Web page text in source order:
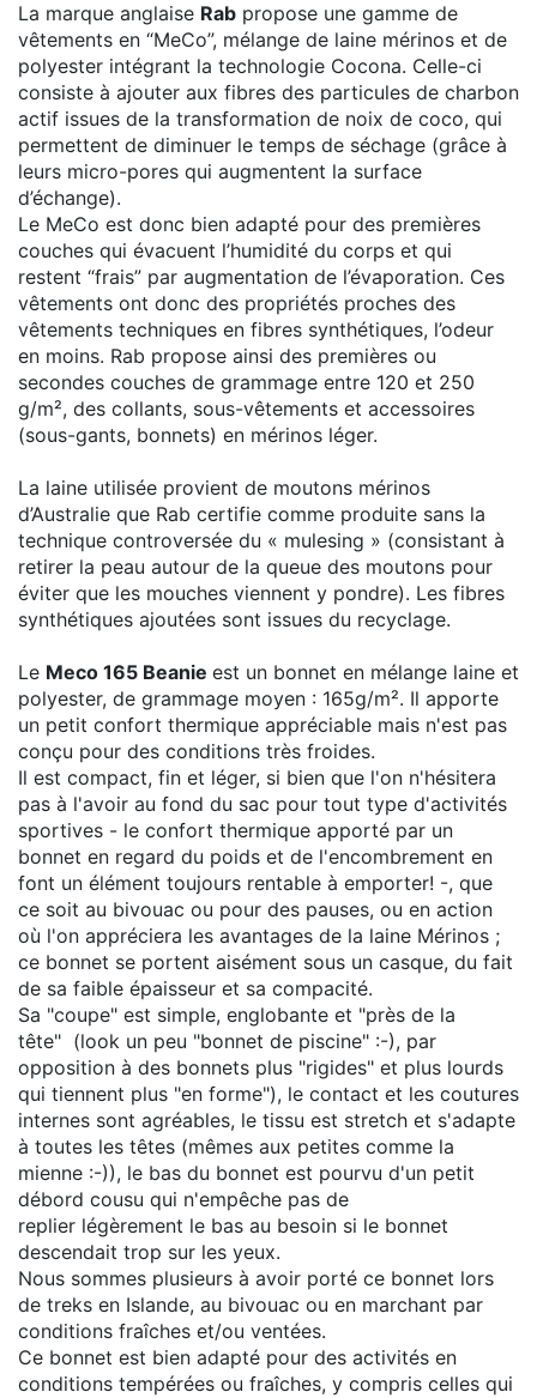
La marque anglaise Rab propose une gamme de
vêtements en “MeCo”, mélange de laine mérinos et de
polyester intégrant la technologie Cocona. Celle-ci
consiste à ajouter aux fibres des particules de charbon
actif issues de la transformation de noix de coco, qui
permettent de diminuer le temps de séchage (grâce à
leurs micro-pores qui augmentent la surface
d’échange).
Le MeCo est donc bien adapté pour des premières
couches qui évacuent l’humidité du corps et qui
restent “frais” par augmentation de l’évaporation. Ces
vêtements ont donc des propriétés proches des
vêtements techniques en fibres synthétiques, l’odeur
en moins. Rab propose ainsi des premières ou
secondes couches de grammage entre 120 et 250
g/m², des collants, sous-vêtements et accessoires
(sous-gants, bonnets) en mérinos léger.
La laine utilisée provient de moutons mérinos
d’Australie que Rab certifie comme produite sans la
technique controversée du « mulesing » (consistant à
retirer la peau autour de la queue des moutons pour
éviter que les mouches viennent y pondre). Les fibres
synthétiques ajoutées sont issues du recyclage.
Le Meco 165 Beanie est un bonnet en mélange laine et
polyester, de grammage moyen : 165g/m². Il apporte
un petit confort thermique appréciable mais n'est pas
conçu pour des conditions très froides.
Il est compact, fin et léger, si bien que l'on n'hésitera
pas à l'avoir au fond du sac pour tout type d'activités
sportives - le confort thermique apporté par un
bonnet en regard du poids et de l'encombrement en
font un élément toujours rentable à emporter! -, que
ce soit au bivouac ou pour des pauses, ou en action
où l'on appréciera les avantages de la laine Mérinos ;
ce bonnet se portent aisément sous un casque, du fait
de sa faible épaisseur et sa compacité.
Sa "coupe" est simple, englobante et "près de la
tête" (look un peu "bonnet de piscine" :-), par
opposition à des bonnets plus "rigides" et plus lourds
qui tiennent plus "en forme"), le contact et les coutures
internes sont agréables, le tissu est stretch et s'adapte
à toutes les têtes (mêmes aux petites comme la
mienne :-)), le bas du bonnet est pourvu d'un petit
débord cousu qui n'empêche pas de
replier légèrement le bas au besoin si le bonnet
descendait trop sur les yeux.
Nous sommes plusieurs à avoir porté ce bonnet lors
de treks en Islande, au bivouac ou en marchant par
conditions fraîches et/ou ventées.
Ce bonnet est bien adapté pour des activités en
conditions tempérées ou fraîches, y compris celles qui